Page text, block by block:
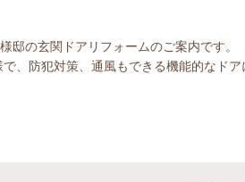
邸の玄関ドアリフォームのご案内です。
で、防犯対策、通風もできる機能的なド